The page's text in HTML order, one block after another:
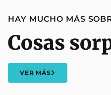
HAY MUCHO MÁS
Cosas
VER MÁS